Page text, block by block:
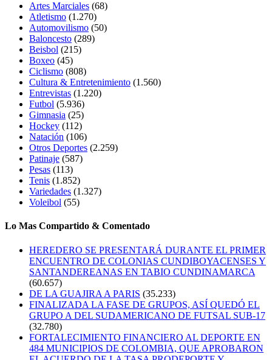
Artes Marciales (68)
Atletismo (1.270)
Automovilismo (50)
Baloncesto (289)
Beisbol (215)
Boxeo (45)
Ciclismo (808)
Cultura & Entretenimiento (1.560)
Entrevistas (1.220)
Futbol (5.936)
Gimnasia (25)
Hockey (112)
Natación (106)
Otros Deportes (2.259)
Patinaje (587)
Pesas (113)
Tenis (1.852)
Variedades (1.327)
Voleibol (55)
Lo Mas Compartido & Comentado
HEREDERO SE PRESENTARÁ DURANTE EL PRIMER
ENCUENTRO DE COLONIAS CUNDIBOYACENSES Y
SANTANDEREANAS EN TABIO CUNDINAMARCA
(60.657)
DE LA GUAJIRA A PARIS (35.233)
FINALIZADA LA FASE DE GRUPOS, ASÍ QUEDÓ EL
GRUPO A DEL SUDAMERICANO DE FUTSAL SUB-17
(32.780)
FORTALECIMIENTO FINANCIERO AL DEPORTE EN
484 MUNICIPIOS DE COLOMBIA, QUE APROBARON